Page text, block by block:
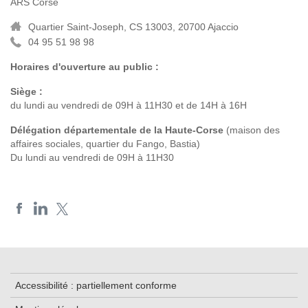
Quartier Saint-Joseph, CS 13003, 20700 Ajaccio
04 95 51 98 98
Horaires d'ouverture au public :
Siège :
du lundi au vendredi de 09H à 11H30 et de 14H à 16H
Délégation départementale de la Haute-Corse (maison des
affaires sociales, quartier du Fango, Bastia)
Du lundi au vendredi de 09H à 11H30
Accessibilité : partiellement conforme